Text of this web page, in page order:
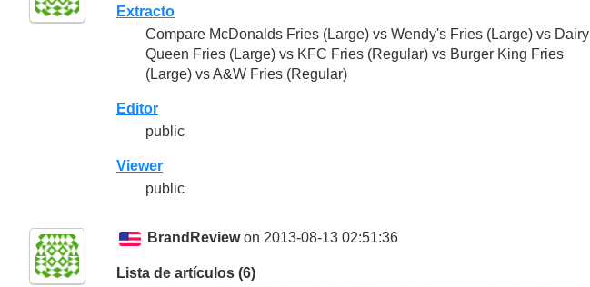
Extracto
Compare McDonalds Fries (Large) vs Wendy's Fries (Large) vs Dairy
Queen Fries (Large) vs KFC Fries (Regular) vs Burger King Fries
(Large) vs A&W Fries (Regular)
Editor
public
Viewer
public
BrandReviewon 2013-08-13 02:51:36
Lista de artículos (6)